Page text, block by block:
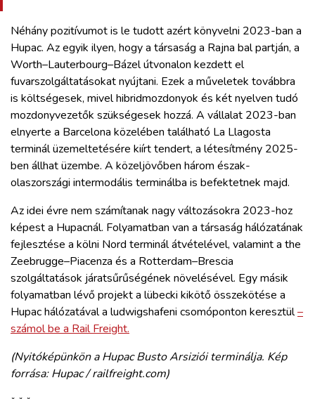
Néhány pozitívumot is le tudott azért könyvelni 2023-ban a
Hupac. Az egyik ilyen, hogy a társaság a Rajna bal partján, a
Worth–Lauterbourg–Bázel útvonalon kezdett el
fuvarszolgáltatásokat nyújtani. Ezek a műveletek továbbra
is költségesek, mivel hibridmozdonyok és két nyelven tudó
mozdonyvezetők szükségesek hozzá. A vállalat 2023-ban
elnyerte a Barcelona közelében található La Llagosta
terminál üzemeltetésére kiírt tendert, a létesítmény 2025-
ben állhat üzembe. A közeljövőben három észak-
olaszországi intermodális terminálba is befektetnek majd.
Az idei évre nem számítanak nagy változásokra 2023-hoz
képest a Hupacnál. Folyamatban van a társaság hálózatának
fejlesztése a kölni Nord terminál átvételével, valamint a the
Zeebrugge–Piacenza és a Rotterdam–Brescia
szolgáltatások járatsűrűségének növelésével. Egy másik
folyamatban lévő projekt a lübecki kikötő összekötése a
Hupac hálózatával a ludwigshafeni csomóponton keresztül–
számol be a Rail Freight.
(Nyitóképünkön a Hupac Busto Arsiziói terminálja. Kép
forrása: Hupac / railfreight.com)